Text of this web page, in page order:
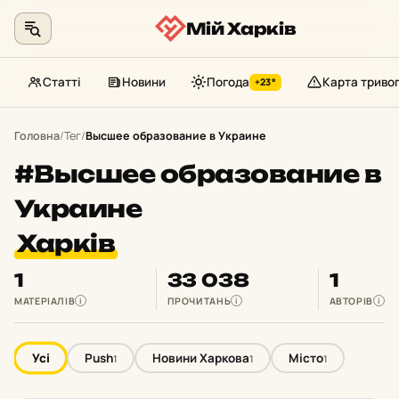
Мій Харків
Статті Новини Погода +23° Карта тривог
Головна/Тег/Высшее образование в Украине
#Высшее образование в
Украине
Харків
1
МАТЕРІАЛІВ i
33 038
ПРОЧИТАНЬ i
1
АВТОРІВ i
Усі Push1 Новини Харкова1 Місто1